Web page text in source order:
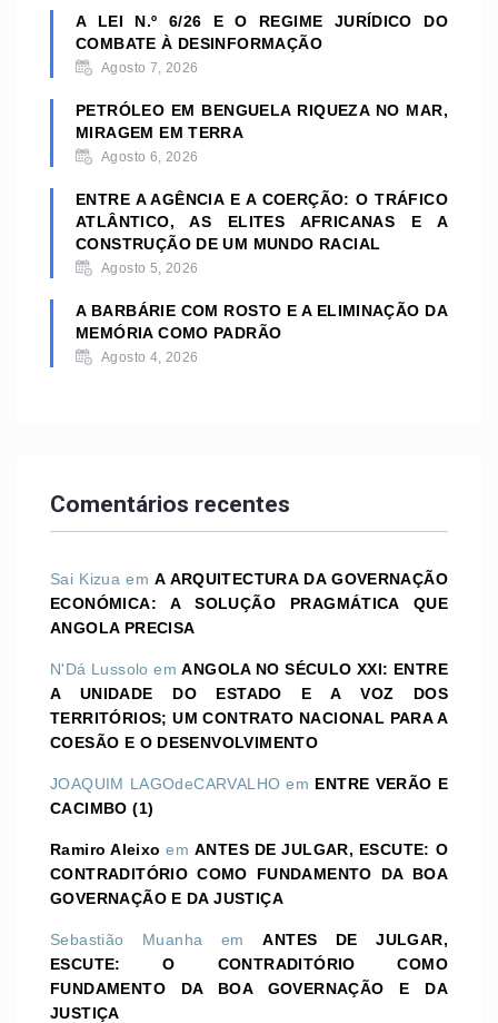
A LEI N.º 6/26 E O REGIME JURÍDICO DO
COMBATE À DESINFORMAÇÃO
Agosto 7, 2026
PETRÓLEO EM BENGUELA RIQUEZA NO MAR,
MIRAGEM EM TERRA
Agosto 6, 2026
ENTRE A AGÊNCIA E A COERÇÃO: O TRÁFICO
ATLÂNTICO, AS ELITES AFRICANAS E A
CONSTRUÇÃO DE UM MUNDO RACIAL
Agosto 5, 2026
A BARBÁRIE COM ROSTO E A ELIMINAÇÃO DA
MEMÓRIA COMO PADRÃO
Agosto 4, 2026
Comentários recentes
Sai Kizua emA ARQUITECTURA DA GOVERNAÇÃO
ECONÓMICA: A SOLUÇÃO PRAGMÁTICA QUE
ANGOLA PRECISA
N'Dá Lussolo emANGOLA NO SÉCULO XXI: ENTRE
A UNIDADE DO ESTADO E A VOZ DOS
TERRITÓRIOS; UM CONTRATO NACIONAL PARA A
COESÃO E O DESENVOLVIMENTO
JOAQUIM LAGOdeCARVALHO em ENTRE VERÃO E
CACIMBO (1)
Ramiro Aleixo emANTES DE JULGAR, ESCUTE: O
CONTRADITÓRIO COMO FUNDAMENTO DA BOA
GOVERNAÇÃO E DA JUSTIÇA
Sebastião Muanha emANTES DE JULGAR,
ESCUTE: O CONTRADITÓRIO COMO
FUNDAMENTO DA BOA GOVERNAÇÃO E DA
JUSTIÇA